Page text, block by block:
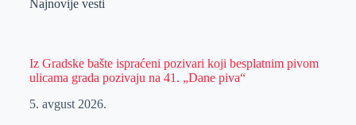
Najnovije vesti
Iz Gradske bašte ispraćeni pozivari koji besplatnim pivom
ulicama grada pozivaju na 41. „Dane piva“
5. avgust 2026.